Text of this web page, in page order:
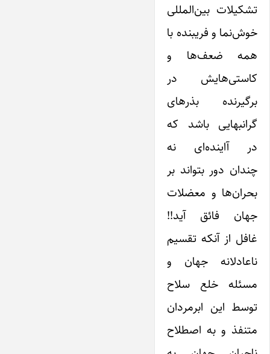
تشکیلات بین‌المللی
خوش‌نما و فریبنده با
همه‌ ضعف‌ها و
کاستی‌هایش در
برگیرنده بذرهای
گرانبهایی باشد که
در آاینده‌ای نه
چندان دور بتواند بر
بحران‌ها و معضلات
جهان فائق‌ آید!!
غافل از آنکه تقسیم
ناعادلانه جهان و
مسئله خلع سلاح
توسط ‌این ابرمردان
متنفذ و به اصطلاح